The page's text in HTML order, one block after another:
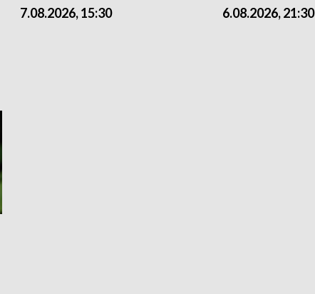
7.08.2026, 15:30 6.08.2026, 21:30